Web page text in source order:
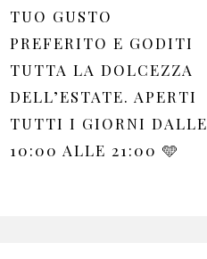
TUO GUSTO
PREFERITO E GODITI
TUTTA LA DOLCEZZA
DELL’ESTATE. APERTI
TUTTI I GIORNI DALLE
10:00 ALLE 21:00 🩵